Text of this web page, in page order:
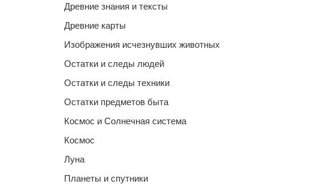
Древние знания и тексты
Древние карты
Изображения исчезнувших животных
Остатки и следы людей
Остатки и следы техники
Остатки предметов быта
Космос и Солнечная система
Космос
Луна
Планеты и спутники